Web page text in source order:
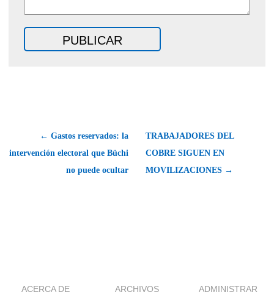
← Gastos reservados: la
intervención electoral que Büchi
no puede ocultar
TRABAJADORES DEL
COBRE SIGUEN EN
MOVILIZACIONES →
ACERCA DE ARCHIVOS ADMINISTRAR